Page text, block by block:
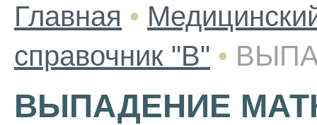
Главная •
справочник "В" •
ВЫПАДЕНИЕ